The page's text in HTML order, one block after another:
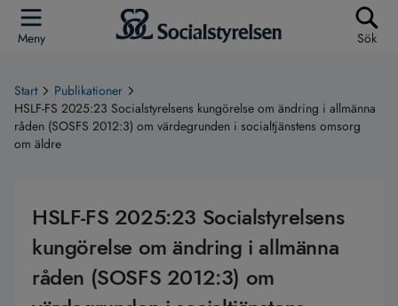
Meny Sök
Start
Publikationer
HSLF-FS 2025:23 Socialstyrelsens kungörelse om ändring i allmänna
råden (SOSFS 2012:3) om värdegrunden i socialtjänstens omsorg
om äldre
HSLF-FS 2025:23 Socialstyrelsens
kungörelse om ändring i allmänna
råden (SOSFS 2012:3) om